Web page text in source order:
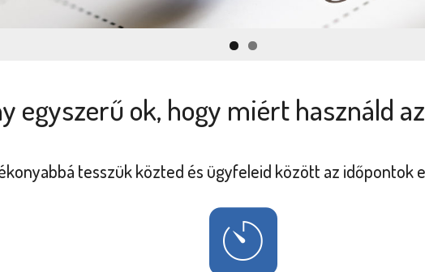
egyszerű ok, hogy miért használd az
tesszük közted és ügyfeleid között az időpontok